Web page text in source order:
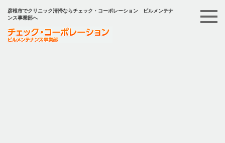
彦根市でクリニック清掃ならチェック・コーポレーション ビルメンテナ
ンス事業部へ